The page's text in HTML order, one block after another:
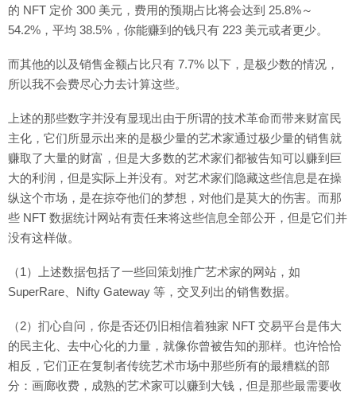
的 NFT 定价 300 美元，费用的预期占比将会达到 25.8%～
54.2%，平均 38.5%，你能赚到的钱只有 223 美元或者更少。
而其他的以及销售金额占比只有 7.7% 以下，是极少数的情况，
所以我不会费尽心力去计算这些。
上述的那些数字并没有显现出由于所谓的技术革命而带来财富民
主化，它们所显示出来的是极少量的艺术家通过极少量的销售就
赚取了大量的财富，但是大多数的艺术家们都被告知可以赚到巨
大的利润，但是实际上并没有。对艺术家们隐藏这些信息是在操
纵这个市场，是在掠夺他们的梦想，对他们是莫大的伤害。而那
些 NFT 数据统计网站有责任来将这些信息全部公开，但是它们并
没有这样做。
（1）上述数据包括了一些回策划推广艺术家的网站，如
SuperRare、Nifty Gateway 等，交叉列出的销售数据。
（2）扪心自问，你是否还仍旧相信着独家 NFT 交易平台是伟大
的民主化、去中心化的力量，就像你曾被告知的那样。也许恰恰
相反，它们正在复制者传统艺术市场中那些所有的最糟糕的部
分：画廊收费，成熟的艺术家可以赚到大钱，但是那些最需要收